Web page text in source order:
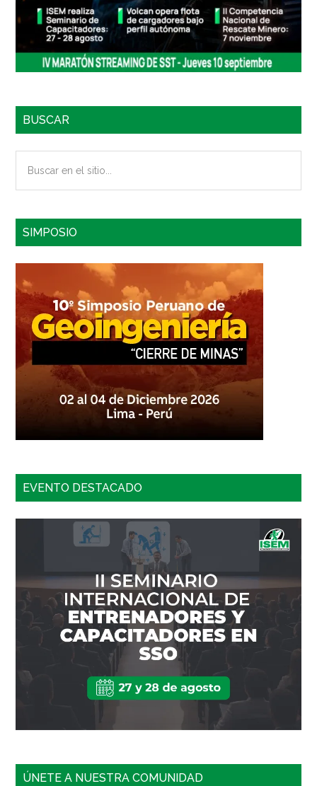
BUSCAR
SIMPOSIO
EVENTO DESTACADO
ÚNETE A NUESTRA COMUNIDAD